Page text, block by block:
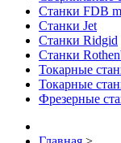
Станки FDB
Станки Jet
Станки Ridgid
Станки
Токарные
Токарные
Фрезерные